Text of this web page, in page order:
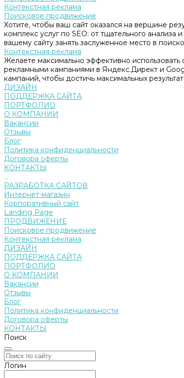
Контекстная реклама
Поисковое продвижение
Хотите, чтобы ваш сайт оказался на вершине
комплекс услуг по SEO: от тщательного
вашему сайту занять заслуженное место в
Контекстная реклама
Желаете максимально эффективно
рекламными кампаниями в Яндекс.Директ и
кампаний, чтобы достичь максимальных
ДИЗАЙН
ПОДДЕРЖКА САЙТА
ПОРТФОЛИО
О КОМПАНИИ
Вакансии
Отзывы
Блог
Политика конфиденциальности
Договора оферты
КОНТАКТЫ
...
РАЗРАБОТКА САЙТОВ
Интернет-магазин
Корпоративный сайт
Landing Page
ПРОДВИЖЕНИЕ
Поисковое продвижение
Контекстная реклама
ДИЗАЙН
ПОДДЕРЖКА САЙТА
ПОРТФОЛИО
О КОМПАНИИ
Вакансии
Отзывы
Блог
Политика конфиденциальности
Договора оферты
КОНТАКТЫ
Поиск
Логин